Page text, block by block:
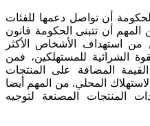
أن تواصل دعمها للفئات
أن تتبنى الحكومة قانون
من استهداف الأشخاص الأكثر
الشرائية للمستهلكين، فمن
المضافة على المنتجات
المحلي. من المهم أيضا
المنتجات المصنعة لتوجيه